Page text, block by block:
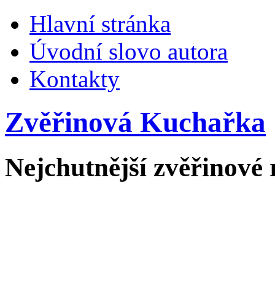
Hlavní stránka
Úvodní slovo autora
Kontakty
Zvěřinová Kuchařka
Nejchutnější zvěřinové